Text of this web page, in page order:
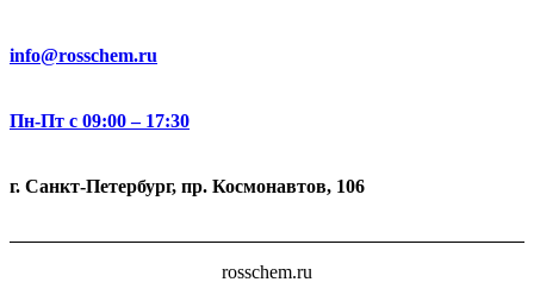
info@rosschem.ru
Пн-Пт с 09:00 – 17:30
г. Санкт-Петербург, пр. Космонавтов, 106
rosschem.ru